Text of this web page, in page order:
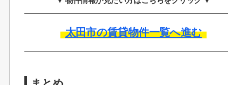
太田市の賃貸物件一覧へ進む